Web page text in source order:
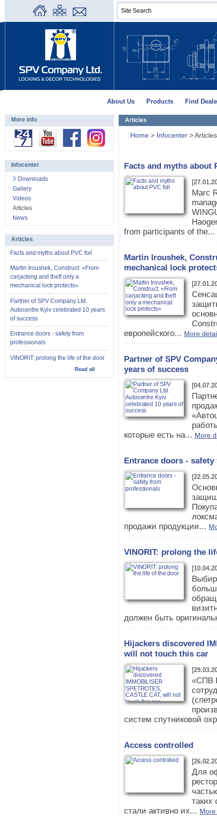
About Us Products Find
Articles
Home > Infocenter >Articles
Facts and myths about
Marc
from participants of the...
Martin Iroushek,
mechanical lock
европейского... More
Partner of SPV
years of success
которые есть на... More
Entrance doors -
продажи продукции...
VINORIT: prolong the
должен быть
Hijackers discovered
will not touch this car
«СПВ
систем спутниковой
Access controlled
Для
таких
стали активно их...
More info
Infocenter
Downloads
Gallery
Videos
Articles
News
Articles
Facts and myths about PVC foil
Martin Iroushek, Construct: «From
carjacking and theft only a
mechanical lock protects»
Partner of SPV Company Ltd.
Autocentre Kyiv celebrated 10 years
of success
Entrance doors - safety from
professionals
VINORIT: prolong the life of the door
Read all